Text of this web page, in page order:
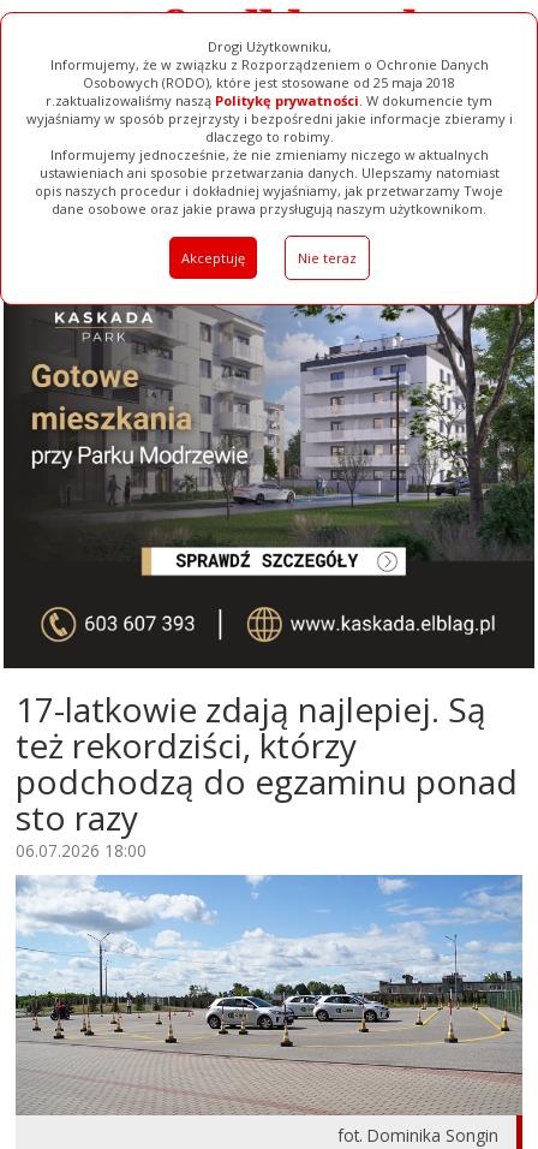
Drogi Użytkowniku,
Informujemy, że w związku z Rozporządzeniem o Ochronie Danych
Osobowych (RODO), które jest stosowane od 25 maja 2018
r.zaktualizowaliśmy naszą Politykę prywatności. W dokumencie tym
wyjaśniamy w sposób przejrzysty i bezpośredni jakie informacje zbieramy i
dlaczego to robimy.
Informujemy jednocześnie, że nie zmieniamy niczego w aktualnych
ustawieniach ani sposobie przetwarzania danych. Ulepszamy natomiast
opis naszych procedur i dokładniej wyjaśniamy, jak przetwarzamy Twoje
dane osobowe oraz jakie prawa przysługują naszym użytkownikom.
Akceptuję Nie teraz
Ogłoszenia Filmy Galerie Baza Firm Pełna Wersja
17-latkowie zdają najlepiej. Są
też rekordziści, którzy
podchodzą do egzaminu ponad
sto razy
06.07.2026 18:00
fot. Dominika Songin